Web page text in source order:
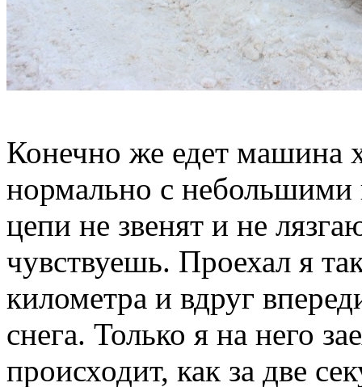
Конечно же едет машина
нормально с
цепи не звенят и не
чувствуешь. Проехал я
километра и вдруг
снега. Только я на него
происходит, как за две